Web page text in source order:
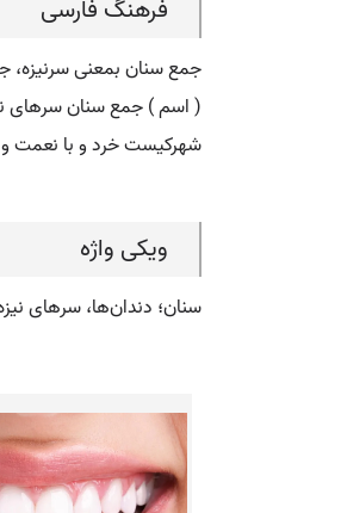
فرهنگ فارسی
جمع سنان بمعنی
( اسم ) جمع سنان سرهای
شهرکیست خرد و با نعمت و
ویکی واژه
سنان؛ دندان‌ها، سرهای